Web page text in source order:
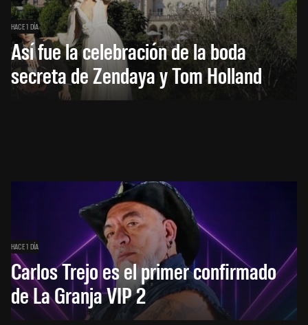
HACE 1 DÍA
Así fue la celebración de la boda
secreta de Zendaya y Tom Holland
HACE 1 DÍA
Carlos Trejo es el primer confirmado
de La Granja VIP 2